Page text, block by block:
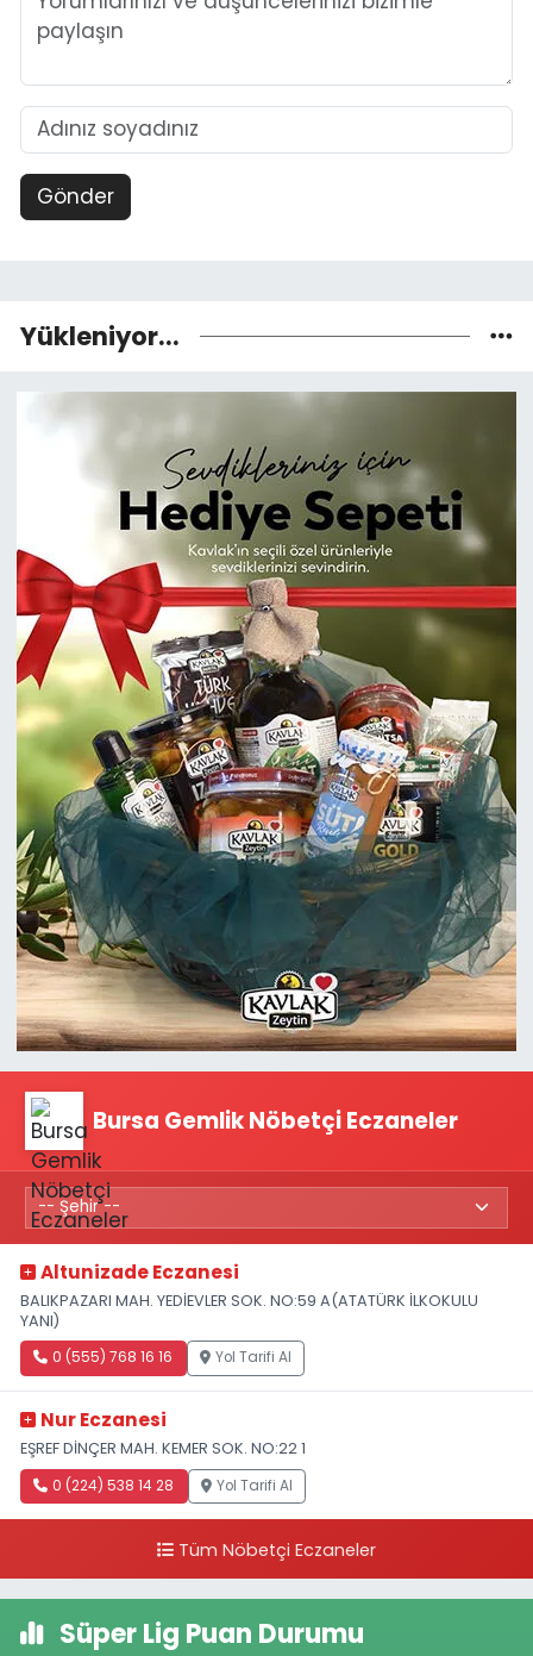
Gönder
Yükleniyor...
Bursa Gemlik Nöbetçi Eczaneler
Altunizade Eczanesi
BALIKPAZARI MAH. YEDİEVLER SOK. NO:59 A(ATATÜRK İLKOKULU
YANI)
0 (555) 768 16 16 Yol Tarifi Al
Nur Eczanesi
EŞREF DİNÇER MAH. KEMER SOK. NO:22 1
0 (224) 538 14 28 Yol Tarifi Al
Tüm Nöbetçi Eczaneler
Süper Lig Puan Durumu